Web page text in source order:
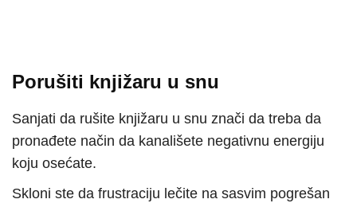
Porušiti knjižaru u snu
Sanjati da rušite knjižaru u snu znači da treba da
pronađete način da kanališete negativnu energiju
koju osećate.
Skloni ste da frustraciju lečite na sasvim pogrešan